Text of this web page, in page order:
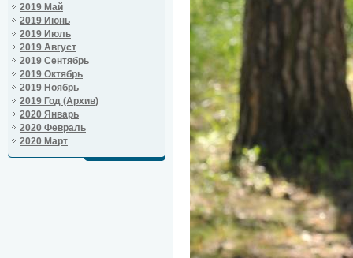
2019 Май
2019 Июнь
2019 Июль
2019 Август
2019 Сентябрь
2019 Октябрь
2019 Ноябрь
2019 Год (Архив)
2020 Январь
2020 Февраль
2020 Март